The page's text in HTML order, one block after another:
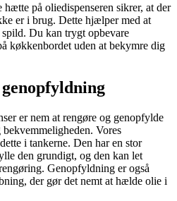
på oliedispenseren sikrer, at der
er i brug. Dette hjælper med at
Du kan trygt opbevare
køkkenbordet uden at bekymre dig
er nem at rengøre og genopfylde
Vores
i tankerne. Den har en stor
den grundigt, og den kan let
Genopfyldning er også
der gør det nemt at hælde olie i